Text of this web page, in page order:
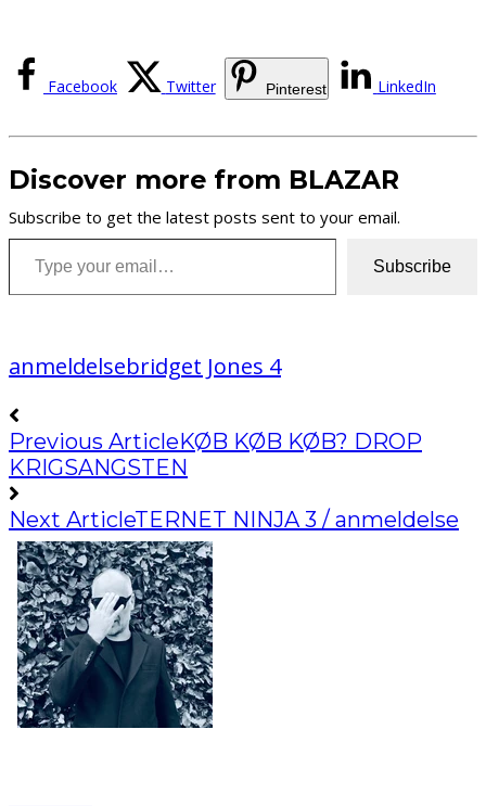
Facebook Twitter Pinterest LinkedIn
Discover more from BLAZAR
Subscribe to get the latest posts sent to your email.
Type your email…
Subscribe
anmeldelsebridget Jones 4
Previous ArticleKØB KØB KØB? DROP
KRIGSANGSTEN
Next ArticleTERNET NINJA 3 / anmeldelse